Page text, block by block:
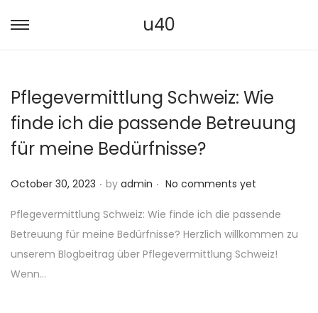
S
p
t
o
n
i
g
a
S
p
t
o
c
t
e
n
u40
Pflegevermittlung Schweiz: Wie
finde ich die passende Betreuung
für meine Bedürfnisse?
P
s
t
e
d
October 30, 2023 . by admin . No comments yet
Pflegevermittlung Schweiz: Wie finde ich die passende
Betreuung für meine Bedürfnisse? Herzlich willkommen zu
unserem Blogbeitrag über Pflegevermittlung Schweiz!
Wenn…